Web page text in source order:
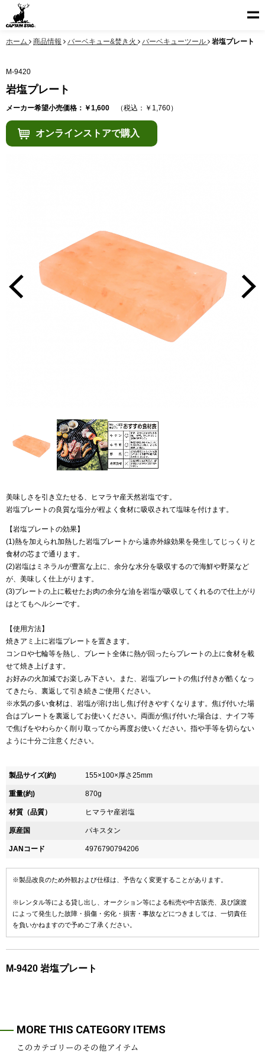
ホーム 商品情報 バーベキュー&焚き火 バーベキューツール 岩塩プレート
M-9420
岩塩プレート
メーカー希望小売価格：￥1,600 （税込：￥1,760）
オンラインストアで購入
美味しさを引き立たせる、ヒマラヤ産天然岩塩です。
岩塩プレートの良質な塩分が程よく食材に吸収されて塩味を付けます。
【岩塩プレートの効果】
(1)熱を加えられ加熱した岩塩プレートから遠赤外線効果を発生してじっくりと
食材の芯まで通ります。
(2)岩塩はミネラルが豊富な上に、余分な水分を吸収するので海鮮や野菜など
が、美味しく仕上がります。
(3)プレートの上に載せたお肉の余分な油を岩塩が吸収してくれるので仕上がり
はとてもヘルシーです。
【使用方法】
焼きアミ上に岩塩プレートを置きます。
コンロや七輪等を熱し、プレート全体に熱が回ったらプレートの上に食材を載
せて焼き上げます。
お好みの火加減でお楽しみ下さい。また、岩塩プレートの焦げ付きが酷くなっ
てきたら、裏返して引き続きご使用ください。
※水気の多い食材は、岩塩が溶け出し焦げ付きやすくなります。焦げ付いた場
合はプレートを裏返してお使いください。両面が焦げ付いた場合は、ナイフ等
で焦げをやわらかく削り取ってから再度お使いください。指や手等を切らない
ように十分ご注意ください。
製品サイズ(約) 155×100×厚さ25mm
重量(約) 870g
材質（品質） ヒマラヤ産岩塩
原産国 パキスタン
JANコード 4976790794206
※製品改良のため外観および仕様は、予告なく変更することがあります。
※レンタル等による貸し出し、オークション等による転売や中古販売、及び譲渡
によって発生した故障・損傷・劣化・損害・事故などにつきましては、一切責任
を負いかねますので予めご了承ください。
M-9420 岩塩プレート
MORE THIS CATEGORY ITEMS
このカテゴリーのその他アイテム